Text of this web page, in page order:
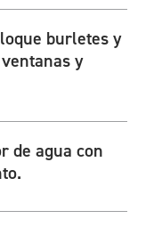
burletes y
y
de agua con